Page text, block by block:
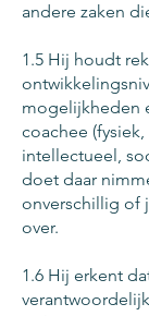
andere zaken
1.5 Hij houdt
mogelijkheden
coachee
intellectueel,
doet daar
onverschillig of
over.
1.6 Hij erkent